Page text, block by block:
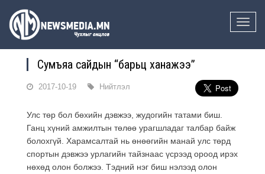
Toggle
Сумъяа сайдын “барьц ханажээ”
2017-10-19 Нийтлэл
Улс төр бол бөхийн дэвжээ, жудогийн татами биш.
Ганц хүний амжилтын төлөө урагшладаг талбар байж
болохгүй. Харамсалтай нь өнөөгийн манай улс төрд
спортын дэвжээ урлагийн тайзнаас үсрээд ороод ирэх
нөхөд олон болжээ. Тэдний нэг биш нэлээд олон